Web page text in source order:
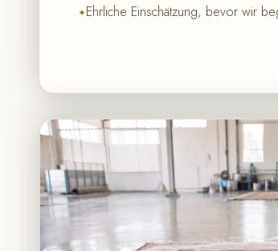
Ehrliche Einschätzung, bevor wir